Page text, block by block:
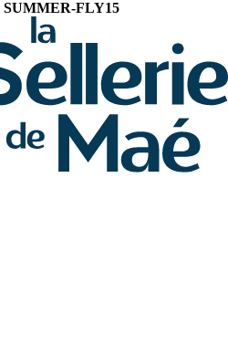
SUMMER-FLY15